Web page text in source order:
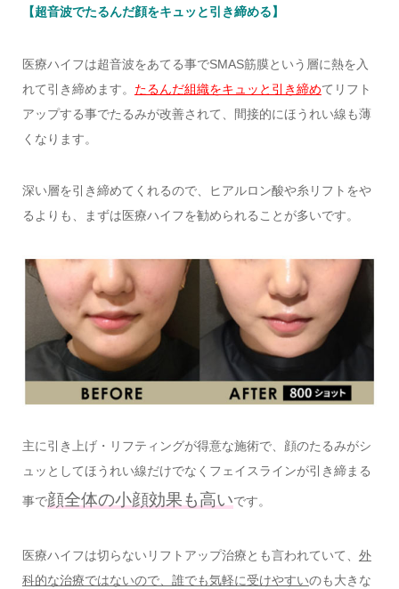
【超音波でたるんだ顔をキュッと引き締める】
医療ハイフは超音波をあてる事でSMAS筋膜という層に熱を入
れて引き締めます。 たるんだ組織をキュッと引き締めてリフト
アップする事でたるみが改善されて、間接的にほうれい線も薄
くなります。
深い層を引き締めてくれるので、ヒアルロン酸や糸リフトをや
るよりも、まずは医療ハイフを勧められることが多いです。
主に引き上げ・リフティングが得意な施術で、顔のたるみがシ
ュッとしてほうれい線だけでなくフェイスラインが引き締まる
事で顔全体の小顔効果も高いです。
医療ハイフは切らないリフトアップ治療とも言われていて、 外
科的な治療ではないので、誰でも気軽に受けやすいのも大きな